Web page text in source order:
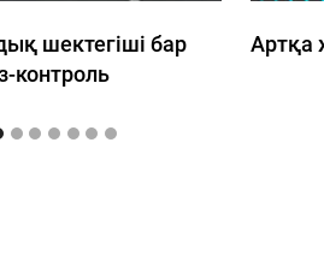
шектегіші бар
контроль
Артқа